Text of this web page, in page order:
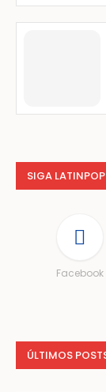
SIGA LATINPOP
Facebook
ÚLTIMOS